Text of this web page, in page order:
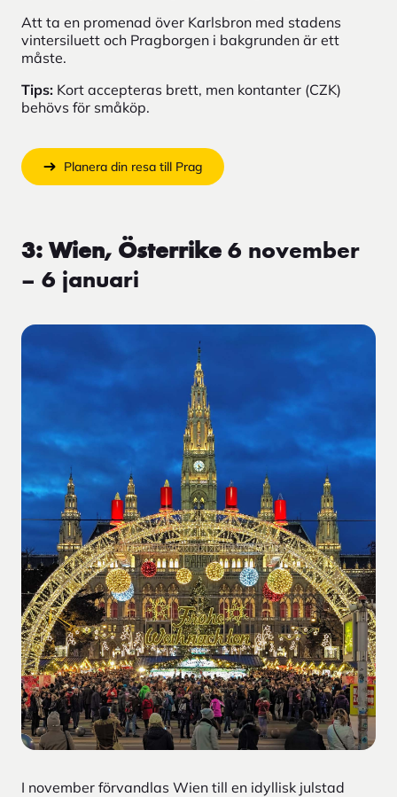
Att ta en promenad över Karlsbron med stadens
vintersiluett och Pragborgen i bakgrunden är ett
måste.
Tips: Kort accepteras brett, men kontanter (CZK)
behövs för småköp.
Planera din resa till Prag
3: Wien, Österrike 6 november
– 6 januari
I november förvandlas Wien till en idyllisk julstad